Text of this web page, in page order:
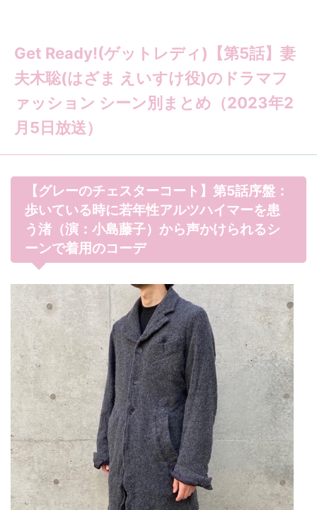
Get Ready!(ゲットレディ)【第5話】妻
夫木聡(はざま えいすけ役)のドラマフ
ァッション シーン別まとめ（2023年2
月5日放送）
【グレーのチェスターコート】第5話序盤：
歩いている時に若年性アルツハイマーを患
う渚（演：小島藤子）から声かけられるシ
ーンで着用のコーデ